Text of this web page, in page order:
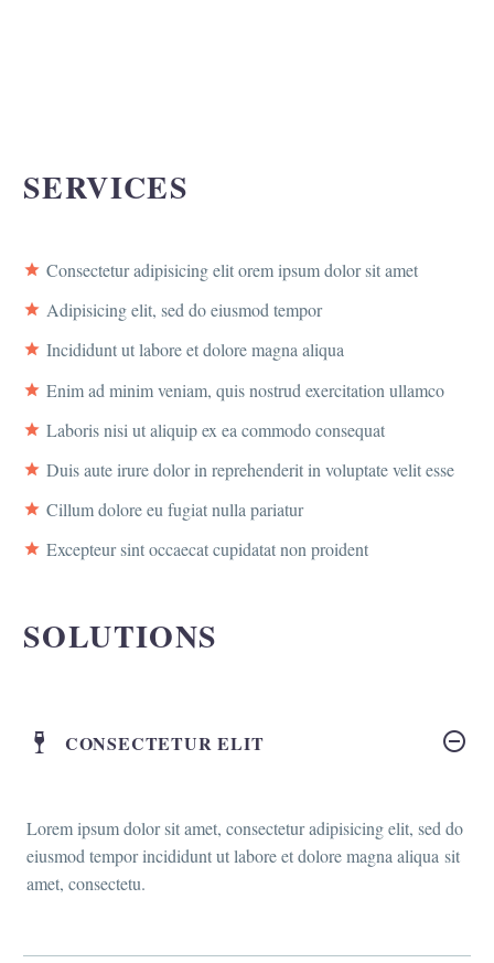
SERVICES
Consectetur adipisicing elit orem ipsum dolor sit amet
Adipisicing elit, sed do eiusmod tempor
Incididunt ut labore et dolore magna aliqua
Enim ad minim veniam, quis nostrud exercitation ullamco
Laboris nisi ut aliquip ex ea commodo consequat
Duis aute irure dolor in reprehenderit in voluptate velit esse
Cillum dolore eu fugiat nulla pariatur
Excepteur sint occaecat cupidatat non proident
SOLUTIONS
CONSECTETUR ELIT
Lorem ipsum dolor sit amet, consectetur adipisicing elit, sed do
eiusmod tempor incididunt ut labore et dolore magna aliqua sit
amet, consectetu.